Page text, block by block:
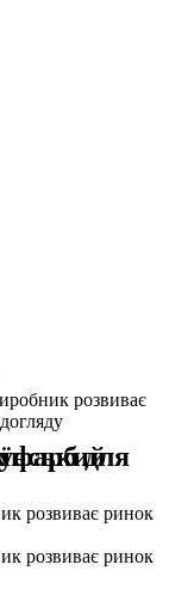
розвиває
розвиває ринок
розвиває ринок